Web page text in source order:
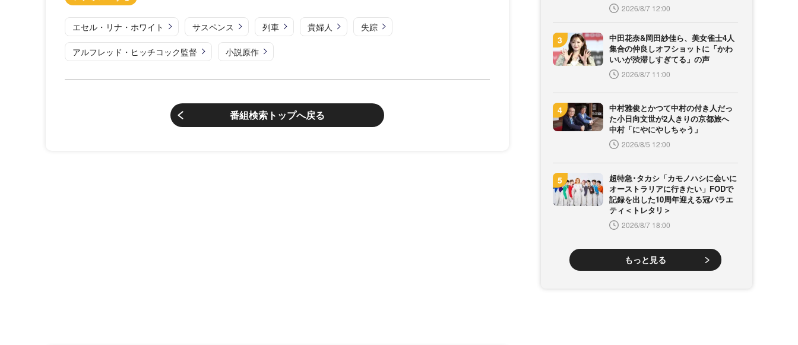
エセル・リナ・ホワイト サスペンス 列車 貴婦人 失踪
アルフレッド・ヒッチコック監督 小説原作
番組検索トップへ戻る
2026/8/7 12:00
中田花奈&岡田紗佳ら、美女雀士4人
集合の仲良しオフショットに「かわ
いいが渋滞しすぎてる」の声
2026/8/7 11:00
中村雅俊とかつて中村の付き人だっ
た小日向文世が2人きりの京都旅へ
中村「にやにやしちゃう」
2026/8/5 12:00
超特急･タカシ「カモノハシに会いに
オーストラリアに行きたい」FODで
記録を出した10周年迎える冠バラエ
ティ＜トレタリ＞
2026/8/7 18:00
もっと見る